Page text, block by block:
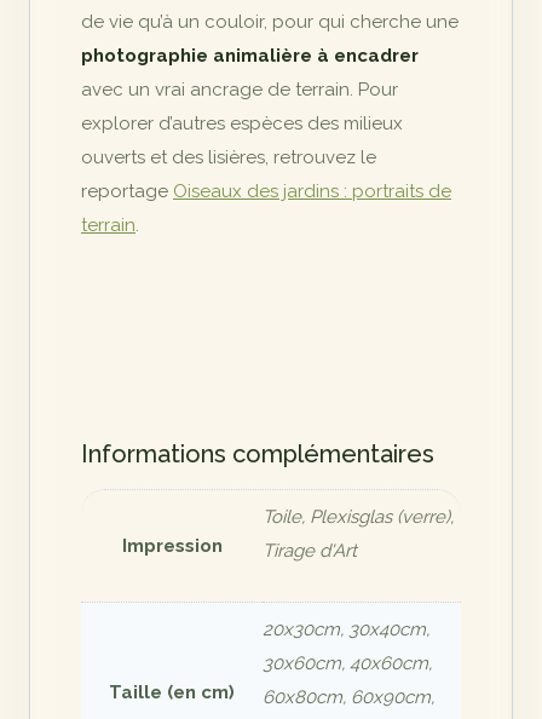
de vie qu’à un couloir, pour qui cherche une
photographie animalière à encadrer
avec un vrai ancrage de terrain. Pour
explorer d’autres espèces des milieux
ouverts et des lisières, retrouvez le
reportage Oiseaux des jardins : portraits de
terrain.
Informations complémentaires
Impression
Toile, Plexisglas (verre),
Tirage d'Art
Taille (en cm)
20x30cm, 30x40cm,
30x60cm, 40x60cm,
60x80cm, 60x90cm,